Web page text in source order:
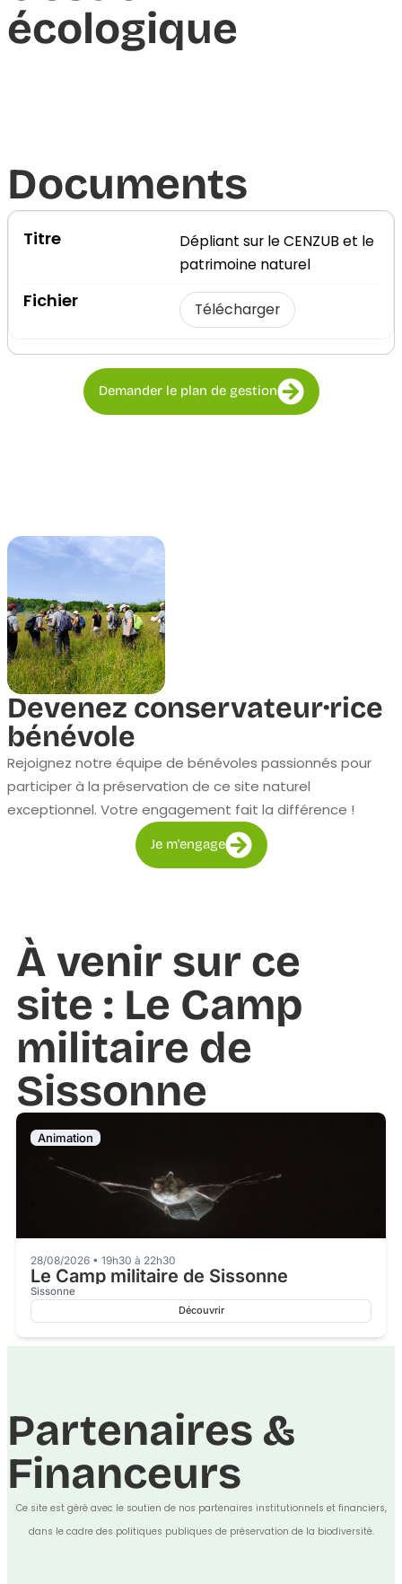
écologique
Documents​
Dépliant sur le CENZUB et le
patrimoine naturel
Télécharger
Demander le plan de gestion
Devenez conservateur·rice
bénévole
Rejoignez notre équipe de bénévoles passionnés pour
participer à la préservation de ce site naturel
exceptionnel. Votre engagement fait la différence !
Je m'engage
À venir sur ce
site : Le Camp
militaire de
Sissonne
Animation
28/08/2026 • 19h30 à 22h30
Le Camp militaire de Sissonne
Sissonne
Découvrir
Partenaires &
Financeurs
Ce site est géré avec le soutien de nos partenaires institutionnels et financiers,
dans le cadre des politiques publiques de préservation de la biodiversité.